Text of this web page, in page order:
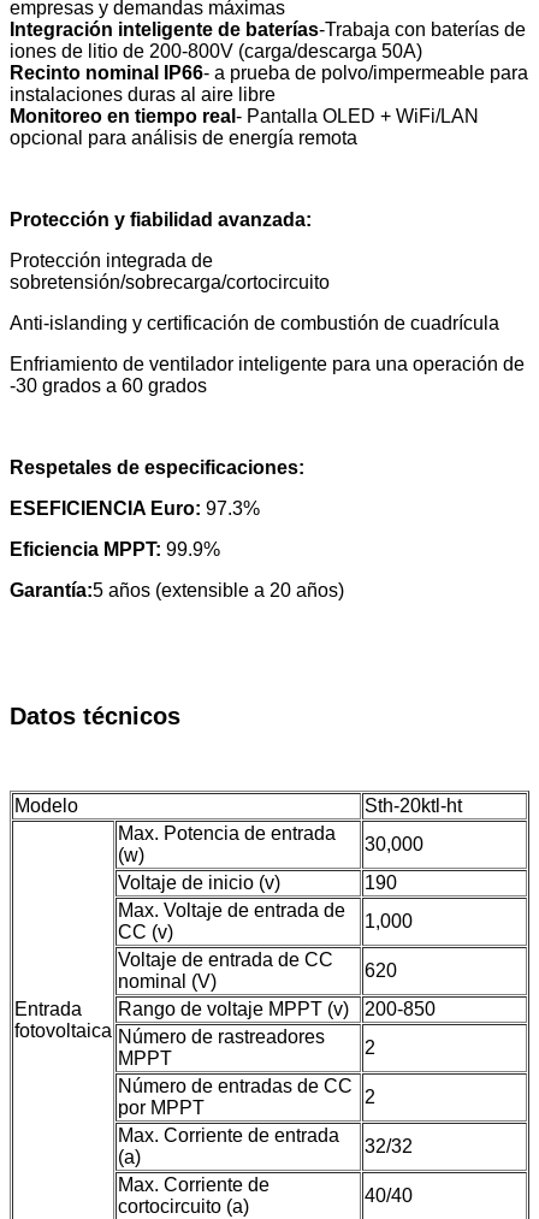
empresas y demandas máximas
Integración inteligente de baterías-Trabaja con baterías de
iones de litio de 200-800V (carga/descarga 50A)
Recinto nominal IP66- a prueba de polvo/impermeable para
instalaciones duras al aire libre
Monitoreo en tiempo real - Pantalla OLED + WiFi/LAN
opcional para análisis de energía remota
Protección y fiabilidad avanzada:
Protección integrada de
sobretensión/sobrecarga/cortocircuito
Anti-islanding y certificación de combustión de cuadrícula
Enfriamiento de ventilador inteligente para una operación de
-30 grados a 60 grados
Respetales de especificaciones:
ESEFICIENCIA Euro: 97.3%
Eficiencia MPPT: 99.9%
Garantía:5 años (extensible a 20 años)
Datos técnicos
Modelo Sth-20ktl-ht
Entrada
fotovoltaica
Max. Potencia de entrada
(w)
30,000
Voltaje de inicio (v)
190
Max. Voltaje de entrada de
CC (v)
1,000
Voltaje de entrada de CC
nominal (V)
620
Rango de voltaje MPPT (v)
200-850
Número de rastreadores
MPPT
2
Número de entradas de CC
por MPPT
2
Max. Corriente de entrada
(a)
32/32
Max. Corriente de
cortocircuito (a)
40/40